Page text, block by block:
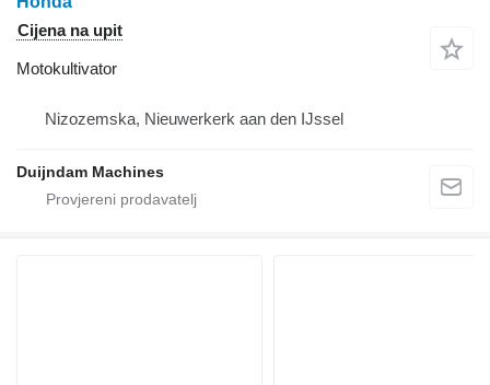
Cijena na upit
Motokultivator
Nizozemska, Nieuwerkerk aan den IJssel
Duijndam Machines